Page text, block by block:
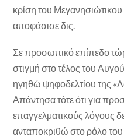
κρίση του
αποφάσισε δις.
Σε προσωπικό επίπεδο
στιγμή στο τέλος του
ηγηθώ ψηφοδελτίου της
Απάντησα τότε ότι για
επαγγελματικούς λόγους
ανταποκριθώ στο ρόλο